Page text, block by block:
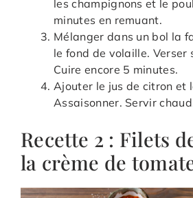
les champignons et le
minutes en remuant.
Mélanger dans un bol la
le fond de volaille. Verser
Cuire encore 5 minutes.
Ajouter le jus de citron et
Assaisonner. Servir
Recette 2 : Filets
la crème de